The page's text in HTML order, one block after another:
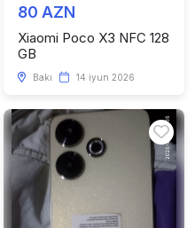
80 AZN
Xiaomi Poco X3 NFC 128
GB
Bakı 14 iyun 2026